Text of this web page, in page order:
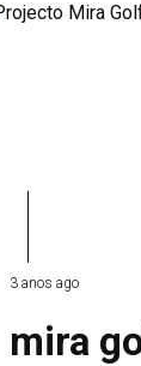
3 anos ago
mira